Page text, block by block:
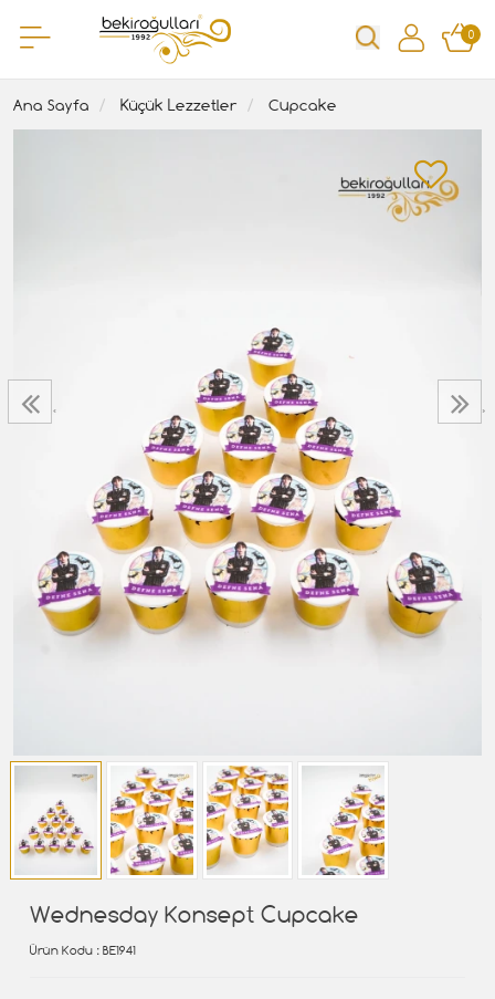
0
Ana Sayfa Küçük Lezzetler Cupcake
‹ ›
Wednesday Konsept Cupcake
Ürün Kodu : BE1941